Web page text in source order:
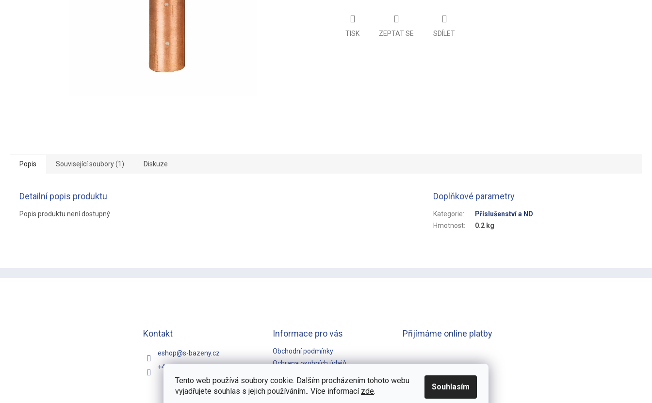
Tento web používá soubory cookie. Dalším procházením tohoto webu
vyjadřujete souhlas s jejich používáním.. Více informací zde. Souhlasím
TISK ZEPTAT SE SDÍLET
Popis Související soubory (1) Diskuze
Detailní popis produktu
Popis produktu není dostupný
Doplňkové parametry
Kategorie:
Příslušenství a ND
Hmotnost: 0.2 kg
Kontakt
eshop@s-bazeny.cz
+420 731 481 257
Informace pro vás
Obchodní podmínky
Ochrana osobních údajů
GARANCE NEJNIŽŠÍ CENY
Přijímáme online platby